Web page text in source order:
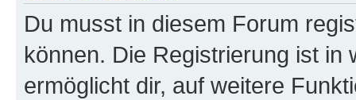
Du musst in diesem Forum
können. Die Registrierung ist in
ermöglicht dir, auf weitere